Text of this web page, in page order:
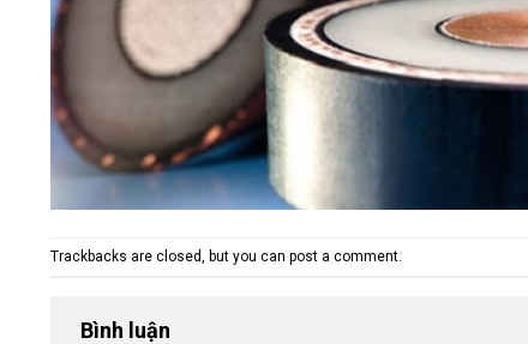
Trackbacks are closed, but you can post a comment
Bình luận